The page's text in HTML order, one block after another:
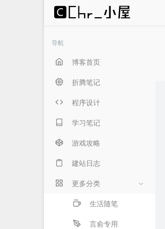
导航
博客首页
折腾笔记
程序设计
学习笔记
游戏攻略
建站日志
更多分类
生活随笔
言俞专用